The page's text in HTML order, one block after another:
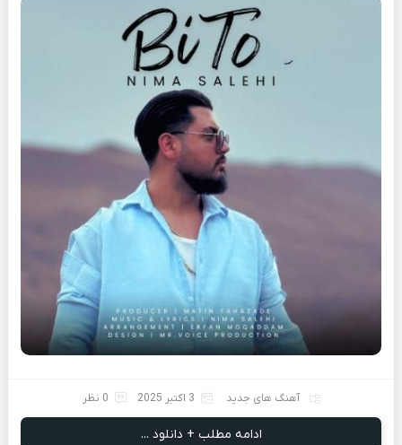
آهنگ های جدید 3 اکتبر 2025 0 نظر
ادامه مطلب + دانلود ...